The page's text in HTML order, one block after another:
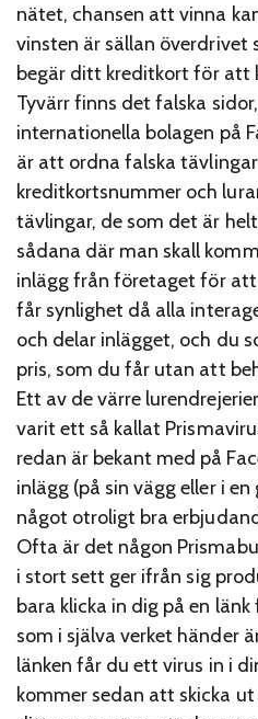
nätet, chansen att vinna
vinsten är sällan överdrivet
begär ditt kreditkort för att
Tyvärr finns det falska
internationella bolagen på
är att ordna falska
kreditkortsnummer och
tävlingar, de som det är
sådana där man skall
inlägg från företaget för
får synlighet då alla
och delar inlägget, och du
pris, som du får utan att
Ett av de värre
varit ett så kallat
redan är bekant med på
inlägg (på sin vägg eller i
något otroligt bra
Ofta är det någon
i stort sett ger ifrån sig
bara klicka in dig på en
som i själva verket händer
länken får du ett virus in i
kommer sedan att skicka